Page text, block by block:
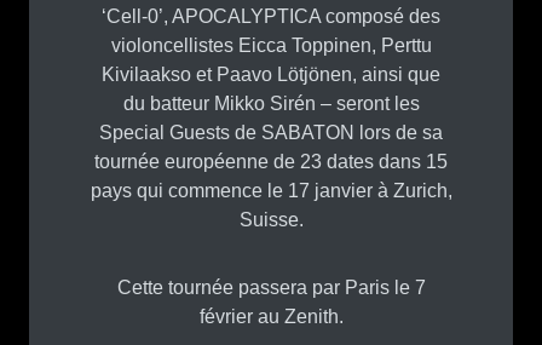
‘Cell-0’, APOCALYPTICA composé des
violoncellistes Eicca Toppinen, Perttu
Kivilaakso et Paavo Lötjönen, ainsi que
du batteur Mikko Sirén – seront les
Special Guests de SABATON lors de sa
tournée européenne de 23 dates dans 15
pays qui commence le 17 janvier à Zurich,
Suisse.
Cette tournée passera par Paris le 7
février au Zenith.